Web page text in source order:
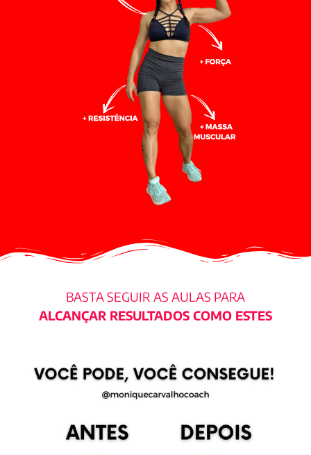
BASTA SEGUIR AS AULAS PARA
ALCANÇAR RESULTADOS COMO ESTES